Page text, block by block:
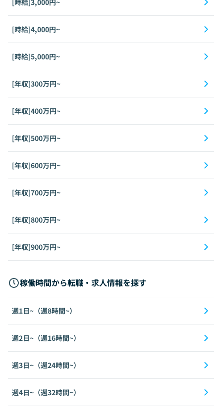
[時給]3,000円~
[時給]4,000円~
[時給]5,000円~
[年収]300万円~
[年収]400万円~
[年収]500万円~
[年収]600万円~
[年収]700万円~
[年収]800万円~
[年収]900万円~
稼働時間から転職・求人情報を探す
週1日~（週8時間~）
週2日~（週16時間~）
週3日~（週24時間~）
週4日~（週32時間~）